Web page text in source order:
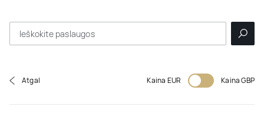
Atgal Kaina EUR Kaina GBP